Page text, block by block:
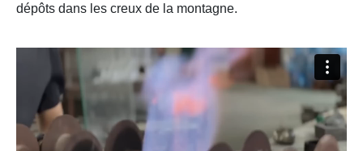
dépôts dans les creux de la montagne.